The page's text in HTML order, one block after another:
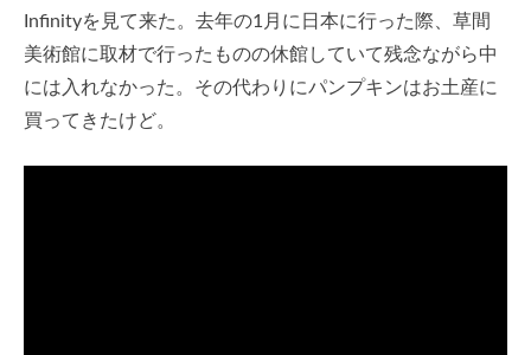
Infinityを見て来た。去年の1月に日本に行った際、草間
美術館に取材で行ったものの休館していて残念ながら中
には入れなかった。その代わりにパンプキンはお土産に
買ってきたけど。